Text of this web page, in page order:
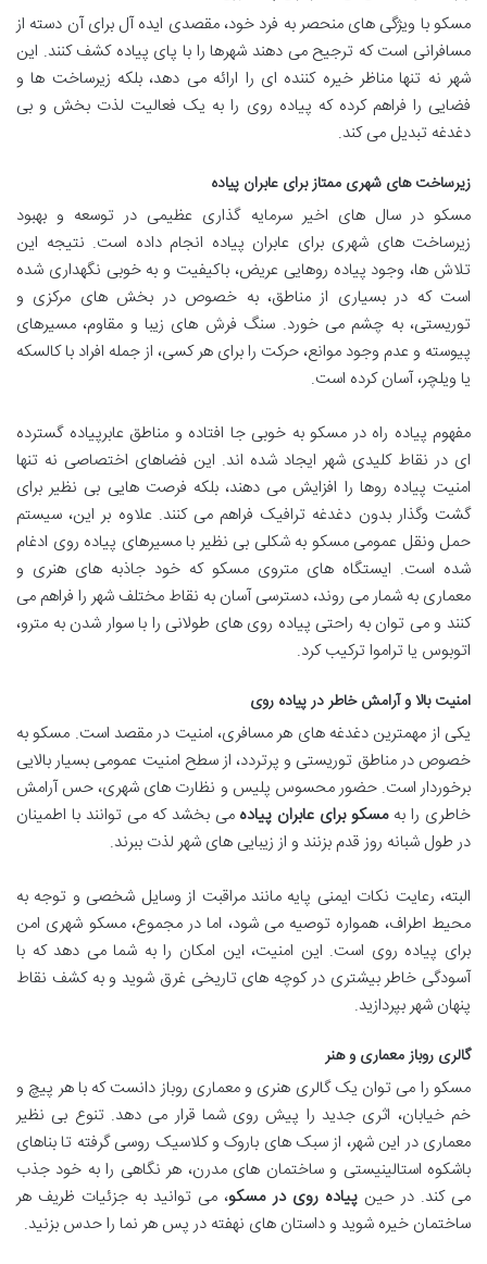
مسکو با ویژگی های منحصر به فرد خود، مقصدی ایده آل برای آن دسته از
مسافرانی است که ترجیح می دهند شهرها را با پای پیاده کشف کنند. این
شهر نه تنها مناظر خیره کننده ای را ارائه می دهد، بلکه زیرساخت ها و
فضایی را فراهم کرده که پیاده روی را به یک فعالیت لذت بخش و بی
دغدغه تبدیل می کند.
زیرساخت های شهری ممتاز برای عابران پیاده
مسکو در سال های اخیر سرمایه گذاری عظیمی در توسعه و بهبود
زیرساخت های شهری برای عابران پیاده انجام داده است. نتیجه این
تلاش ها، وجود پیاده روهایی عریض، باکیفیت و به خوبی نگهداری شده
است که در بسیاری از مناطق، به خصوص در بخش های مرکزی و
توریستی، به چشم می خورد. سنگ فرش های زیبا و مقاوم، مسیرهای
پیوسته و عدم وجود موانع، حرکت را برای هر کسی، از جمله افراد با کالسکه
یا ویلچر، آسان کرده است.
مفهوم پیاده راه در مسکو به خوبی جا افتاده و مناطق عابرپیاده گسترده
ای در نقاط کلیدی شهر ایجاد شده اند. این فضاهای اختصاصی نه تنها
امنیت پیاده روها را افزایش می دهند، بلکه فرصت هایی بی نظیر برای
گشت وگذار بدون دغدغه ترافیک فراهم می کنند. علاوه بر این، سیستم
حمل ونقل عمومی مسکو به شکلی بی نظیر با مسیرهای پیاده روی ادغام
شده است. ایستگاه های متروی مسکو که خود جاذبه های هنری و
معماری به شمار می روند، دسترسی آسان به نقاط مختلف شهر را فراهم می
کنند و می توان به راحتی پیاده روی های طولانی را با سوار شدن به مترو،
اتوبوس یا تراموا ترکیب کرد.
امنیت بالا و آرامش خاطر در پیاده روی
یکی از مهمترین دغدغه های هر مسافری، امنیت در مقصد است. مسکو به
خصوص در مناطق توریستی و پرتردد، از سطح امنیت عمومی بسیار بالایی
برخوردار است. حضور محسوس پلیس و نظارت های شهری، حس آرامش
خاطری را بهمسکو برای عابران پیاده می بخشد که می توانند با اطمینان
در طول شبانه روز قدم بزنند و از زیبایی های شهر لذت ببرند.
البته، رعایت نکات ایمنی پایه مانند مراقبت از وسایل شخصی و توجه به
محیط اطراف، همواره توصیه می شود، اما در مجموع، مسکو شهری امن
برای پیاده روی است. این امنیت، این امکان را به شما می دهد که با
آسودگی خاطر بیشتری در کوچه های تاریخی غرق شوید و به کشف نقاط
پنهان شهر بپردازید.
گالری روباز معماری و هنر
مسکو را می توان یک گالری هنری و معماری روباز دانست که با هر پیچ و
خم خیابان، اثری جدید را پیش روی شما قرار می دهد. تنوع بی نظیر
معماری در این شهر، از سبک های باروک و کلاسیک روسی گرفته تا بناهای
باشکوه استالینیستی و ساختمان های مدرن، هر نگاهی را به خود جذب
می کند. در حینپیاده روی در مسکو، می توانید به جزئیات ظریف هر
ساختمان خیره شوید و داستان های نهفته در پس هر نما را حدس بزنید.